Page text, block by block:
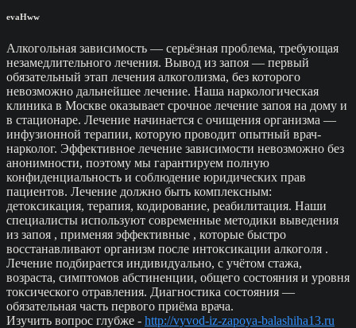
evaHww
Алкогольная зависимость — серьёзная проблема, требующая
незамедлительного лечения. Вывод из запоя — первый
обязательный этап лечения алкоголизма, без которого
невозможно дальнейшее лечение. Наша наркологическая
клиника в Москве оказывает срочное лечение запоя на дому и
в стационаре. Лечение начинается с очищения организма —
инфузионной терапии, которую проводит опытный врач-
нарколог. Эффективное лечение зависимости невозможно без
анонимности, поэтому мы гарантируем полную
конфиденциальность и соблюдение юридических прав
пациентов. Лечение должно быть комплексным:
детоксикация, терапия, кодирование, реабилитация. Наши
специалисты используют современные методики выведения
из запоя , применяя эффективные , которые быстро
восстанавливают организм после интоксикации алкоголя .
Лечение подбирается индивидуально, с учётом стажа,
возраста, симптомов абстиненции, общего состояния и уровня
токсического отравления. Диагностика состояния —
обязательная часть первого приёма врача.
Изучить вопрос глубже - http://vyvod-iz-zapoya-balashiha13.ru